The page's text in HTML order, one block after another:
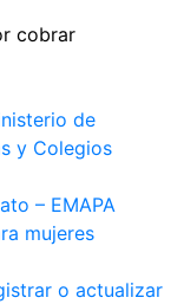
de
y Colegios
– EMAPA
mujeres
o actualizar